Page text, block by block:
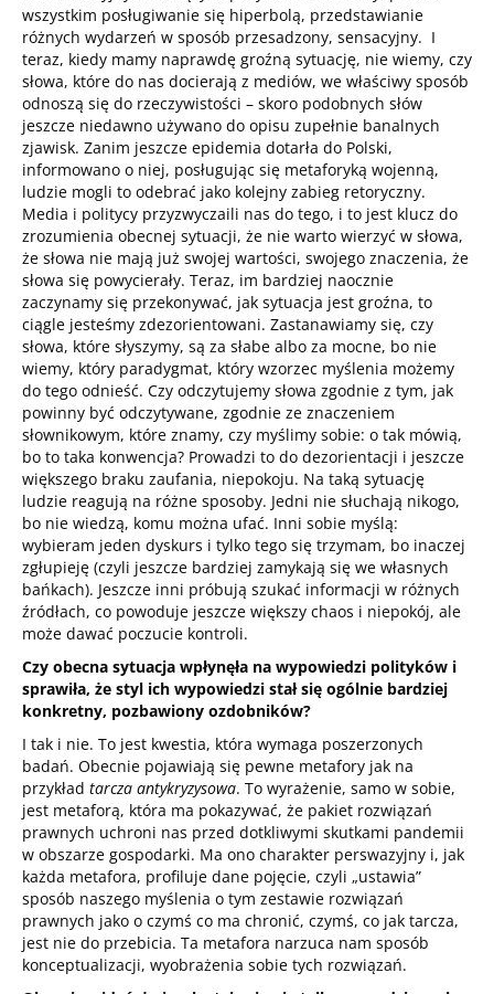
wszystkim posługiwanie się hiperbolą, przedstawianie
różnych wydarzeń w sposób przesadzony, sensacyjny. I
teraz, kiedy mamy naprawdę groźną sytuację, nie wiemy, czy
słowa, które do nas docierają z mediów, we właściwy sposób
odnoszą się do rzeczywistości – skoro podobnych słów
jeszcze niedawno używano do opisu zupełnie banalnych
zjawisk. Zanim jeszcze epidemia dotarła do Polski,
informowano o niej, posługując się metaforyką wojenną,
ludzie mogli to odebrać jako kolejny zabieg retoryczny.
Media i politycy przyzwyczaili nas do tego, i to jest klucz do
zrozumienia obecnej sytuacji, że nie warto wierzyć w słowa,
że słowa nie mają już swojej wartości, swojego znaczenia, że
słowa się powycierały. Teraz, im bardziej naocznie
zaczynamy się przekonywać, jak sytuacja jest groźna, to
ciągle jesteśmy zdezorientowani. Zastanawiamy się, czy
słowa, które słyszymy, są za słabe albo za mocne, bo nie
wiemy, który paradygmat, który wzorzec myślenia możemy
do tego odnieść. Czy odczytujemy słowa zgodnie z tym, jak
powinny być odczytywane, zgodnie ze znaczeniem
słownikowym, które znamy, czy myślimy sobie: o tak mówią,
bo to taka konwencja? Prowadzi to do dezorientacji i jeszcze
większego braku zaufania, niepokoju. Na taką sytuację
ludzie reagują na różne sposoby. Jedni nie słuchają nikogo,
bo nie wiedzą, komu można ufać. Inni sobie myślą:
wybieram jeden dyskurs i tylko tego się trzymam, bo inaczej
zgłupieję (czyli jeszcze bardziej zamykają się we własnych
bańkach). Jeszcze inni próbują szukać informacji w różnych
źródłach, co powoduje jeszcze większy chaos i niepokój, ale
może dawać poczucie kontroli.
Czy obecna sytuacja wpłynęła na wypowiedzi polityków i
sprawiła, że styl ich wypowiedzi stał się ogólnie bardziej
konkretny, pozbawiony ozdobników?
I tak i nie. To jest kwestia, która wymaga poszerzonych
badań. Obecnie pojawiają się pewne metafory jak na
przykład tarcza antykryzysowa. To wyrażenie, samo w sobie,
jest metaforą, która ma pokazywać, że pakiet rozwiązań
prawnych uchroni nas przed dotkliwymi skutkami pandemii
w obszarze gospodarki. Ma ono charakter perswazyjny i, jak
każda metafora, profiluje dane pojęcie, czyli „ustawia”
sposób naszego myślenia o tym zestawie rozwiązań
prawnych jako o czymś co ma chronić, czymś, co jak tarcza,
jest nie do przebicia. Ta metafora narzuca nam sposób
konceptualizacji, wyobrażenia sobie tych rozwiązań.